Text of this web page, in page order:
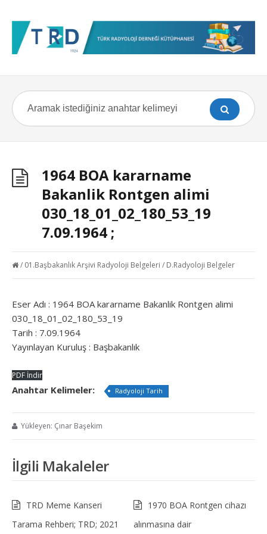
1964 BOA kararname
Bakanlik Rontgen alimi
030_18_01_02_180_53_19
7.09.1964 ;
/ 01.Başbakanlık Arşivi Radyoloji Belgeleri / D.Radyoloji Belgeler
Eser Adı : 1964 BOA kararname Bakanlik Rontgen alimi
030_18_01_02_180_53_19
Tarih : 7.09.1964
Yayınlayan Kuruluş : Başbakanlık
PDF İndir
Anahtar Kelimeler: Radyoloji Tarih
Yükleyen: Çınar Başekim
İlgili Makaleler
TRD Meme Kanseri
Tarama Rehberi; TRD; 2021
1970 BOA Rontgen cihazı
alınmasına dair